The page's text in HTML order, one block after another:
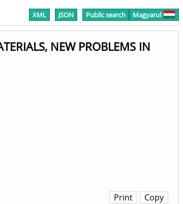
XML JSON Public search Magyarul
NEW PROBLEMS IN
Copy
Print